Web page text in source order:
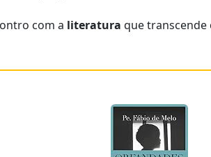
com a literatura que transcende